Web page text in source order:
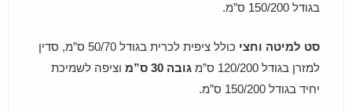
בגודל 150/200 ס”מ.
סט למיטה וחצי
כולל ציפית לכרית בגודל 50/70 ס”מ, סדין
למזרן בגודל 120/200 ס”מ
גובה 30 ס”מ
וציפה לשמיכת
יחיד בגודל 150/200 ס”מ.